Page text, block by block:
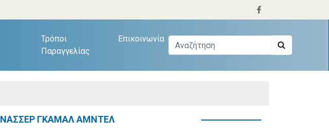
Τρόποι
Παραγγελίας
Επικοινωνία
ΝΑΣΣΕΡ ΓΚΑΜΑΛ ΑΜΝΤΕΛ